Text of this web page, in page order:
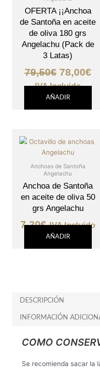
OFERTA ¡¡Anchoa
de Santoña en aceite
de oliva 180 grs
Angelachu (Pack de
3 Latas)
79,50€ 78,00€
IVA Incluido
AÑADIR
Anchoas de Santoña
Angelachu
Anchoa de Santoña
en aceite de oliva 50
grs Angelachu
7,20€ IVA Incluido
AÑADIR
DESCRIPCIÓN
INFORMACIÓN
COMO
Se recomienda sacar la